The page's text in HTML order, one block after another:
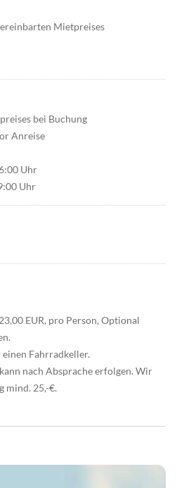
Mietpreises
bei Buchung
Anreise
Uhr
Uhr
EUR, pro Person, Optional
Fahrradkeller.
nach Absprache erfolgen. Wir
mind. 25,-€.